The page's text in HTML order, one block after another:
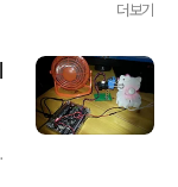
더보기